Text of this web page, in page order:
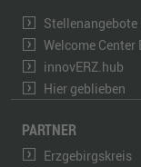
Welcome Center
innovERZ.hub
Hier geblieben
PARTNER
Erzgebirgskreis